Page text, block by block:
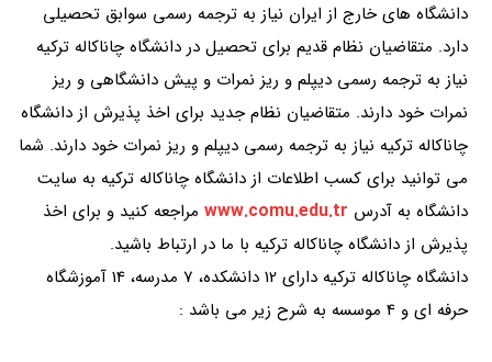
دانشگاه های خارج از ایران نیاز به ترجمه رسمی سوابق تحصیلی
دارد. متقاضیان نظام قدیم برای تحصیل در دانشگاه چاناکاله ترکیه
نیاز به ترجمه رسمی دیپلم و ریز نمرات و پیش دانشگاهی و ریز
نمرات خود دارند. متقاضیان نظام جدید برای اخذ پذیرش از دانشگاه
چاناکاله ترکیه نیاز به ترجمه رسمی دیپلم و ریز نمرات خود دارند. شما
می توانید برای کسب اطلاعات از دانشگاه چاناکاله ترکیه به سایت
دانشگاه به آدرس www.comu.edu.tr مراجعه کنید و برای اخذ
پذیرش از دانشگاه چاناکاله ترکیه با ما در ارتباط باشید.
دانشگاه چاناکاله ترکیه دارای 12 دانشکده، 7 مدرسه، 14 آموزشگاه
حرفه ای و 4 موسسه به شرح زیر می باشد :